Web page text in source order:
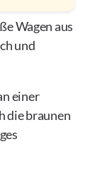
Wagen aus
und
einer
die braunen